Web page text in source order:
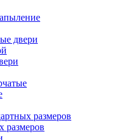
двери
размеров
размеров